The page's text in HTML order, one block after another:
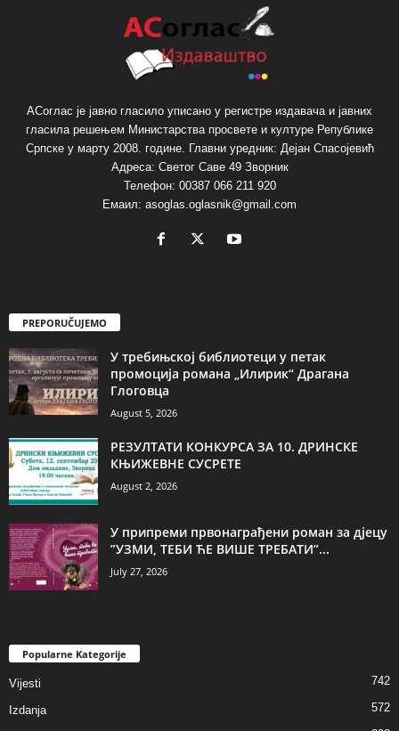
АСоглас је јавно гласило уписано у регистре издавача и јавних
гласила решењем Министарства просвете и културе Републике
Српске у марту 2008. године. Главни уредник: Дејан Спасојевић
Адреса: Светог Саве 49 Зворник
Телефон: 00387 066 211 920
Емаил: asoglas.oglasnik@gmail.com
PREPORUČUJEMO
У требињској библиотеци у петак
промоција романа „Илирик“ Драгана
Глоговца
August 5, 2026
РЕЗУЛТАТИ КОНКУРСА ЗА 10. ДРИНСКЕ
КЊИЖЕВНЕ СУСРЕТЕ
August 2, 2026
У припреми првонаграђени роман за дјецу
”УЗМИ, ТЕБИ ЋЕ ВИШЕ ТРЕБАТИ”...
July 27, 2026
Popularne Kategorije
Vijesti 742
Izdanja 572